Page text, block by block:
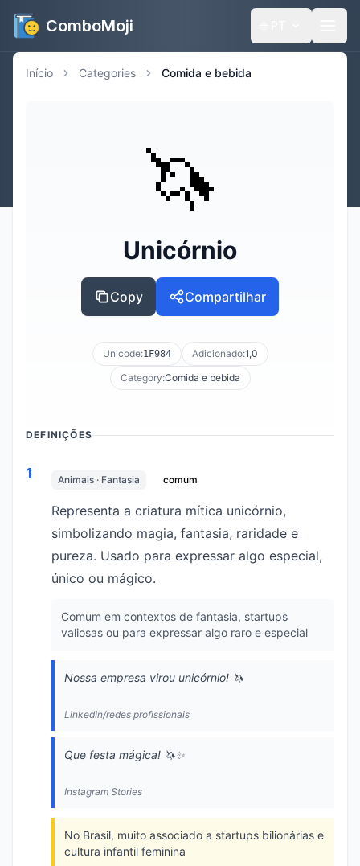
ComboMoji
Início Categories Comida e bebida
🦄
Unicórnio
Copy Compartilhar
Unicode:1F984 Adicionado:1,0
Category:Comida e bebida
DEFINIÇÕES
1 Animais · Fantasia comum
Representa a criatura mítica unicórnio,
simbolizando magia, fantasia, raridade e
pureza. Usado para expressar algo especial,
único ou mágico.
Comum em contextos de fantasia, startups
valiosas ou para expressar algo raro e especial
Nossa empresa virou unicórnio! 🦄
LinkedIn/redes profissionais
Que festa mágica! 🦄✨
Instagram Stories
No Brasil, muito associado a startups bilionárias e
cultura infantil feminina